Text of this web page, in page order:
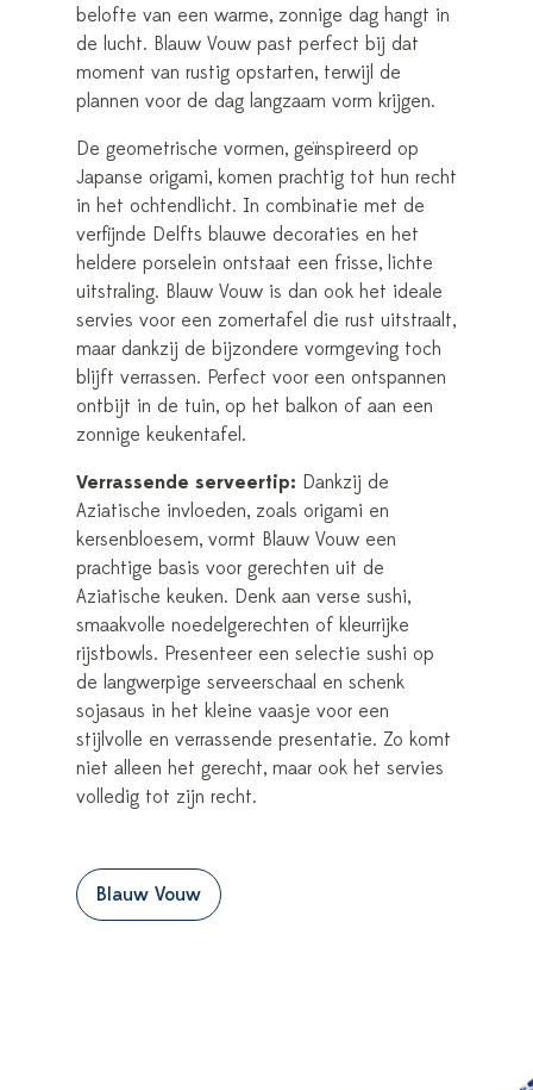
belofte van een warme, zonnige dag hangt in
de lucht. Blauw Vouw past perfect bij dat
moment van rustig opstarten, terwijl de
plannen voor de dag langzaam vorm krijgen.
De geometrische vormen, geïnspireerd op
Japanse origami, komen prachtig tot hun recht
in het ochtendlicht. In combinatie met de
verfijnde Delfts blauwe decoraties en het
heldere porselein ontstaat een frisse, lichte
uitstraling. Blauw Vouw is dan ook het ideale
servies voor een zomertafel die rust uitstraalt,
maar dankzij de bijzondere vormgeving toch
blijft verrassen. Perfect voor een ontspannen
ontbijt in de tuin, op het balkon of aan een
zonnige keukentafel.
Verrassende serveertip: Dankzij de
Aziatische invloeden, zoals origami en
kersenbloesem, vormt Blauw Vouw een
prachtige basis voor gerechten uit de
Aziatische keuken. Denk aan verse sushi,
smaakvolle noedelgerechten of kleurrijke
rijstbowls. Presenteer een selectie sushi op
de langwerpige serveerschaal en schenk
sojasaus in het kleine vaasje voor een
stijlvolle en verrassende presentatie. Zo komt
niet alleen het gerecht, maar ook het servies
volledig tot zijn recht.
Blauw Vouw